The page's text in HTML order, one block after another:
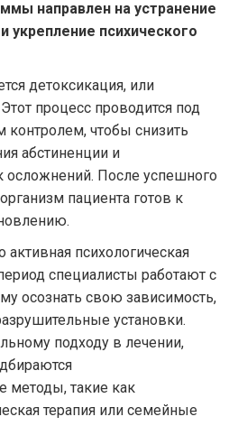
направлен на устранение
укрепление психического
детоксикация, или
процесс проводится под
чтобы снизить
абстиненции и
осложнений. После успешного
пациента готов к
психологическая
специалисты работают с
осознать свою зависимость,
установки.
подходу в лечении,
методы, такие как
терапия или семейные